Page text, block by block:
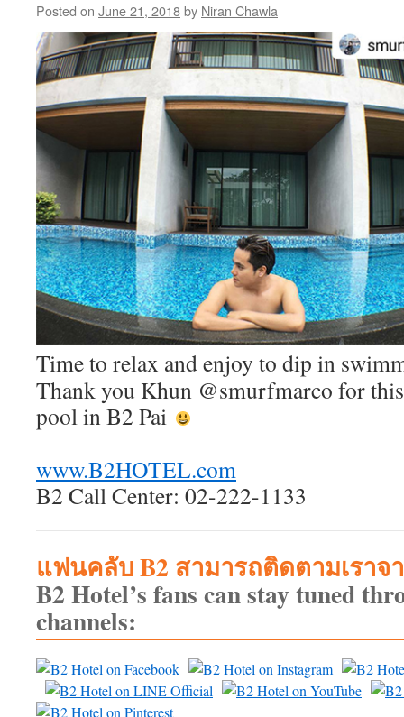
Posted on June 21, 2018by Niran Chawla
Time to relax and enjoy to dip in
Thank you Khun @smurfmarco for
pool in B2 Pai
www.B2HOTEL.com
B2 Call Center: 02-222-1133
แฟนคลับ B2 สามารถติดตามเราจ
B2 Hotel’s fans can stay tuned
channels: